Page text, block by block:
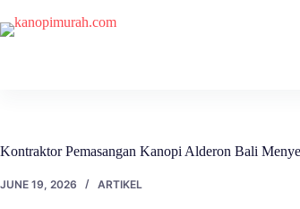
to
content
Kontraktor Pemasangan Kanopi Alderon Bali
JUNE 19, 2026 ARTIKEL